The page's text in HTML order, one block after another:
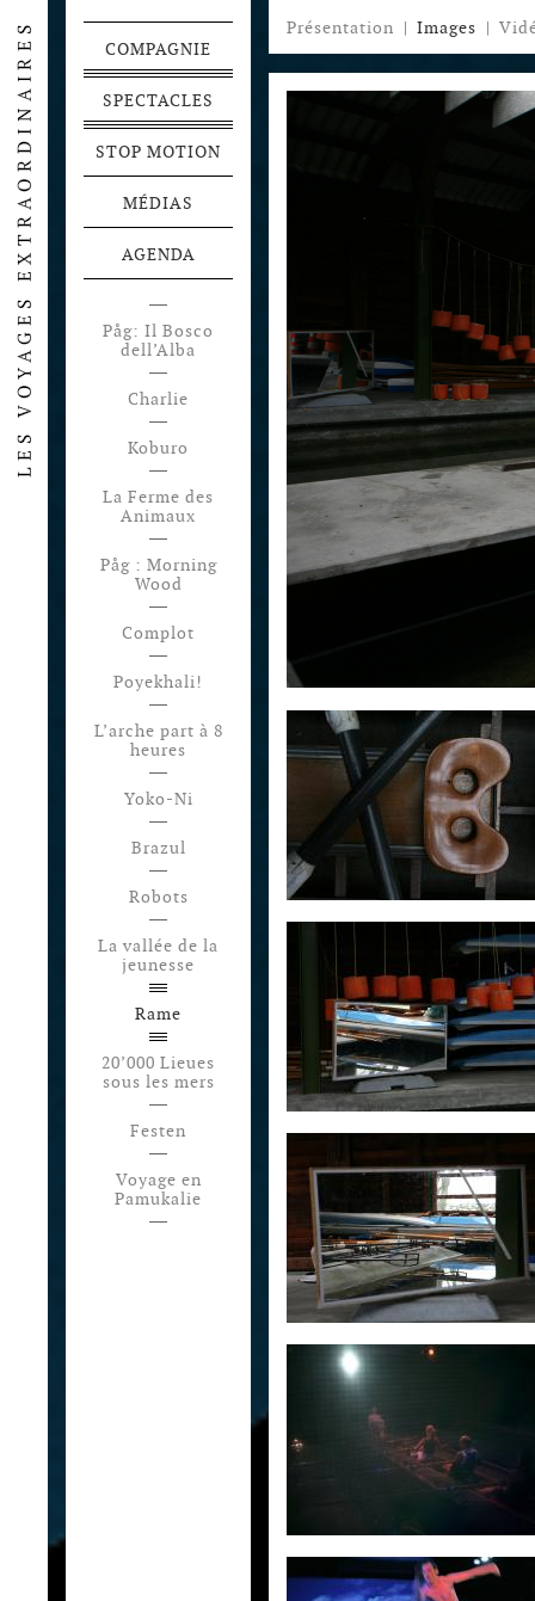
Présentation | Images |
COMPAGNIE
SPECTACLES
STOP MOTION
MÉDIAS
AGENDA
Påg: Il Bosco
dell’Alba
Charlie
Koburo
La Ferme des
Animaux
Påg : Morning
Wood
Complot
Poyekhali!
L’arche part à 8
heures
Yoko-Ni
Brazul
Robots
La vallée de la
jeunesse
Rame
20’000 Lieues
sous les mers
Festen
Voyage en
Pamukalie